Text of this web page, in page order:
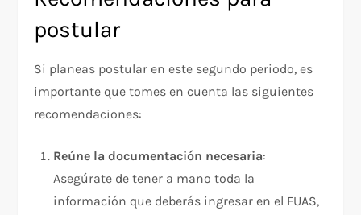
postular
Si planeas postular en este segundo periodo, es
importante que tomes en cuenta las siguientes
recomendaciones:
Reúne la documentación necesaria:
Asegúrate de tener a mano toda la
información que deberás ingresar en el FUAS,